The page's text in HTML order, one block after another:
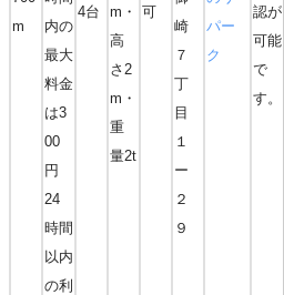
m
内の
最大
料金
は3
00
円
24
時間
以内
の利
4台
m・
高
さ2
m・
重
量2t
可
崎
７
丁
目
１
ー
２
９
パー
ク
認が
可能
で
す。